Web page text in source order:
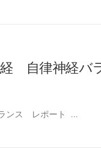
自律神経バ
ンス レポート …